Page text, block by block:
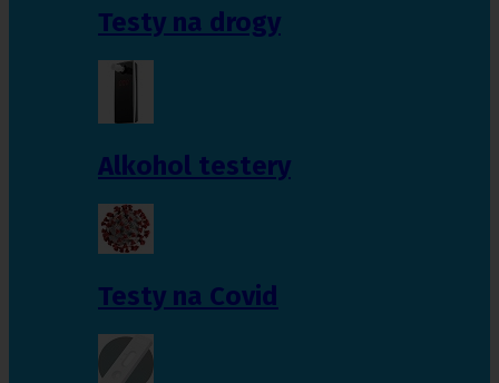
Testy na drogy
Alkohol testery
Testy na Covid